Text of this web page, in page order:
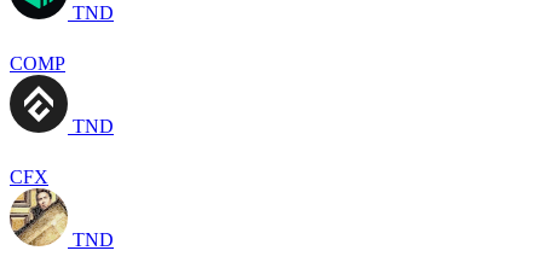
TND
COMP
TND
CFX
TND